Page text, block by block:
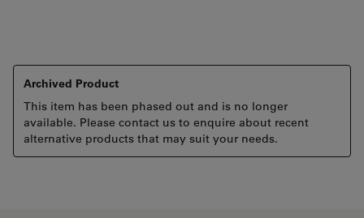
Archived Product
This item has been phased out and is no longer
available. Please contact us to enquire about recent
alternative products that may suit your needs.